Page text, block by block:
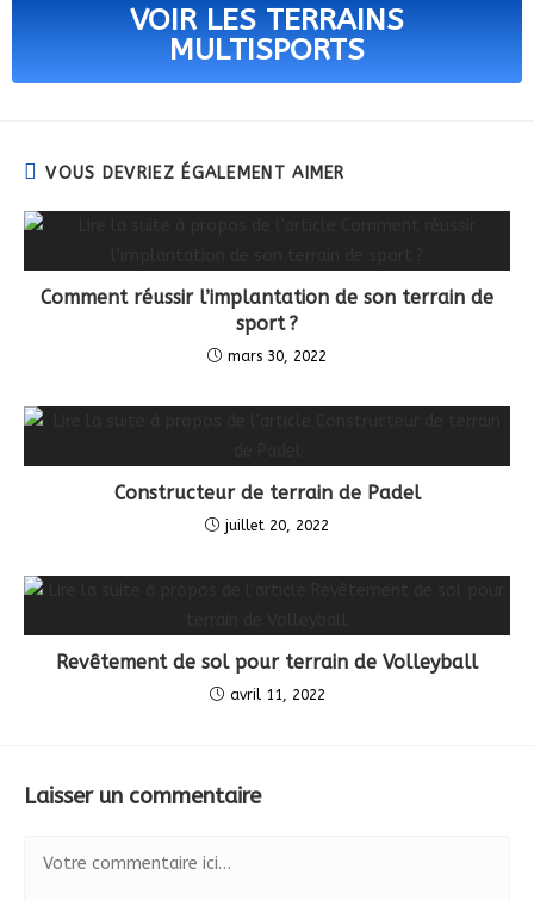
VOIR LES TERRAINS
MULTISPORTS
VOUS DEVRIEZ ÉGALEMENT AIMER
Comment réussir l’implantation de son terrain de
sport ?
mars 30, 2022
Constructeur de terrain de Padel
juillet 20, 2022
Revêtement de sol pour terrain de Volleyball
avril 11, 2022
Laisser un commentaire